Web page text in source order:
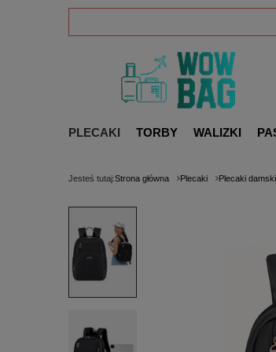
PLECAKI TORBY WALIZKI
Jesteś tutaj:Strona główna Plecaki Plecaki